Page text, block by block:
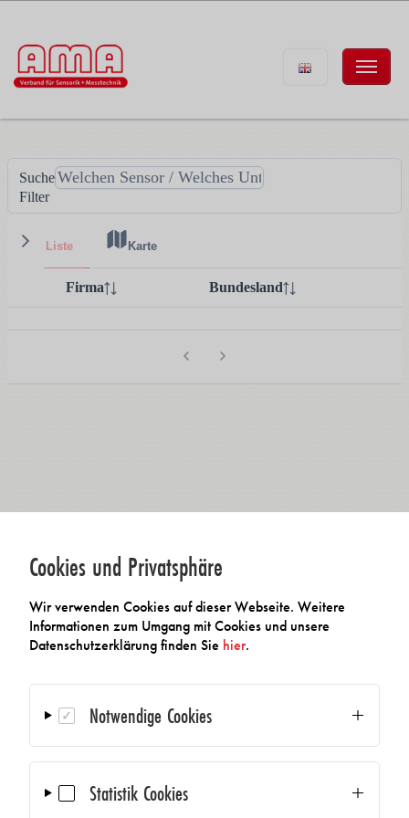
Cookies und Privatsphäre
Wir verwenden Cookies auf dieser Webseite. Weitere
Informationen zum Umgang mit Cookies und unsere
Datenschutzerklärung finden Sie hier.
Notwendige Cookies
Statistik Cookies